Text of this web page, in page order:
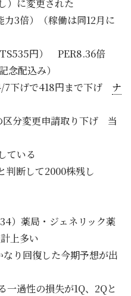
）に変更された
3倍）（稼働は同12月に
円） PER8.36倍
配込み）
下げで418円まで下げ ナ
分変更申請取り下げ 当
ている
判断して2000株残し
）薬局・ジェネリック薬
上多い
り回復した今期予想が出
一過性の損失が1Q、2Qと